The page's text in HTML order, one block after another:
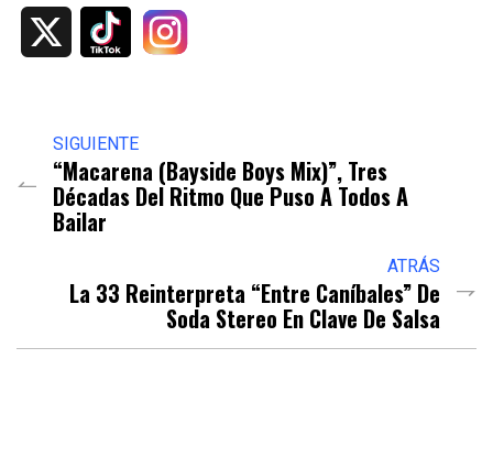
SIGUIENTE
“Macarena (Bayside Boys Mix)”, Tres
Décadas Del Ritmo Que Puso A Todos A
Bailar
ATRÁS
La 33 Reinterpreta “Entre Caníbales” De
Soda Stereo En Clave De Salsa